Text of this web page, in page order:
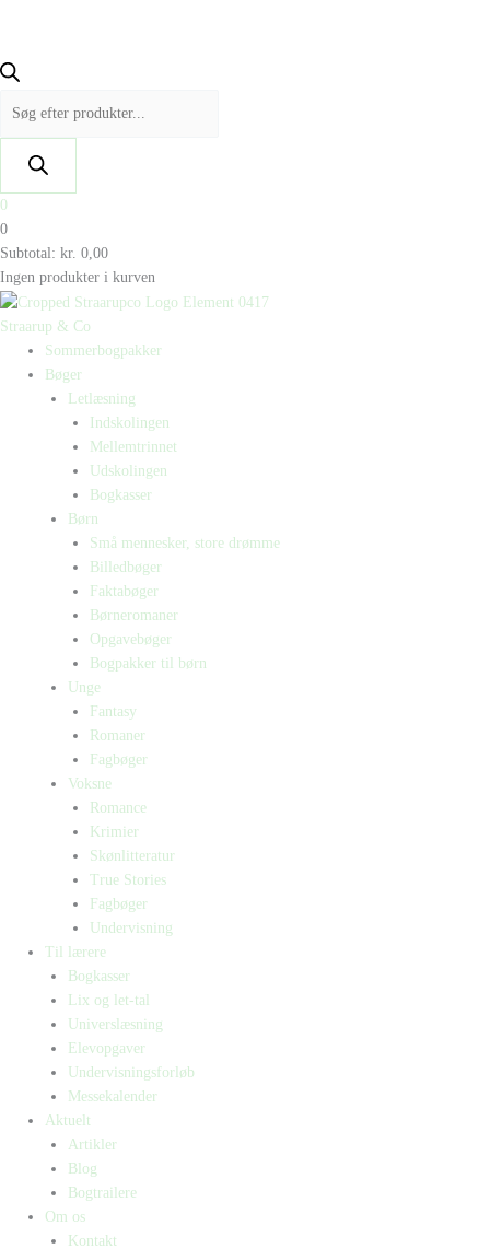
0
0
Subtotal: kr. 0,00
Ingen produkter i kurven
Straarup & Co
Sommerbogpakker
Bøger
Letlæsning
Indskolingen
Mellemtrinnet
Udskolingen
Bogkasser
Børn
Små mennesker, store drømme
Billedbøger
Faktabøger
Børneromaner
Opgavebøger
Bogpakker til børn
Unge
Fantasy
Romaner
Fagbøger
Voksne
Romance
Krimier
Skønlitteratur
True Stories
Fagbøger
Undervisning
Til lærere
Bogkasser
Lix og let-tal
Universlæsning
Elevopgaver
Undervisningsforløb
Messekalender
Aktuelt
Artikler
Blog
Bogtrailere
Om os
Kontakt